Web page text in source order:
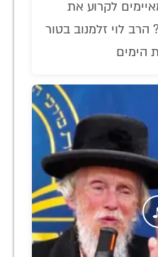
לקרוע את
הרב לוי זלמנוב בטור
הימים